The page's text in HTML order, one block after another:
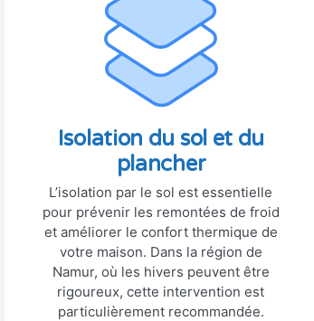
Isolation du sol et du
plancher
L’isolation par le sol est essentielle
pour prévenir les remontées de froid
et améliorer le confort thermique de
votre maison. Dans la région de
Namur, où les hivers peuvent être
rigoureux, cette intervention est
particulièrement recommandée.